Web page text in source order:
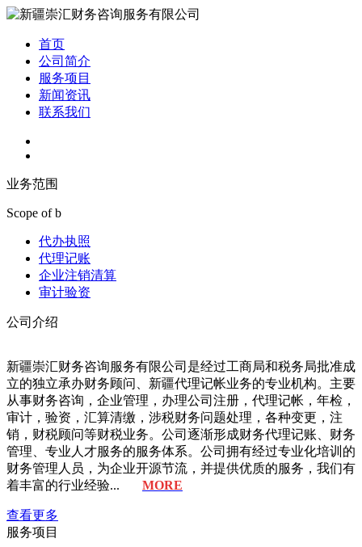
首页
公司简介
服务项目
新闻资讯
联系我们
业务范围
Scope of b
代办执照
代理记账
企业注销清算
审计验资
公司介绍
新疆崇汇财务咨询服务有限公司是经过工商局和税务局批准成
立的独立承办财务顾问、新疆代理记帐业务的专业机构。主要
从事财务咨询，企业管理，办理公司注册，代理记帐，年检，
审计，验资，汇算清缴，涉税财务问题处理，各种变更，注
销，财税顾问等财税业务。公司逐渐形成财务代理记账、财务
管理、专业人才服务的服务体系。公司拥有经过专业化培训的
财务管理人员，为企业开源节流，并提供优质的服务，我们有
着丰富的行业经验... MORE
查看更多
服务项目